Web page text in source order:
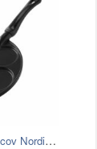
Panvica na 7 lievancov Nordic Ware…